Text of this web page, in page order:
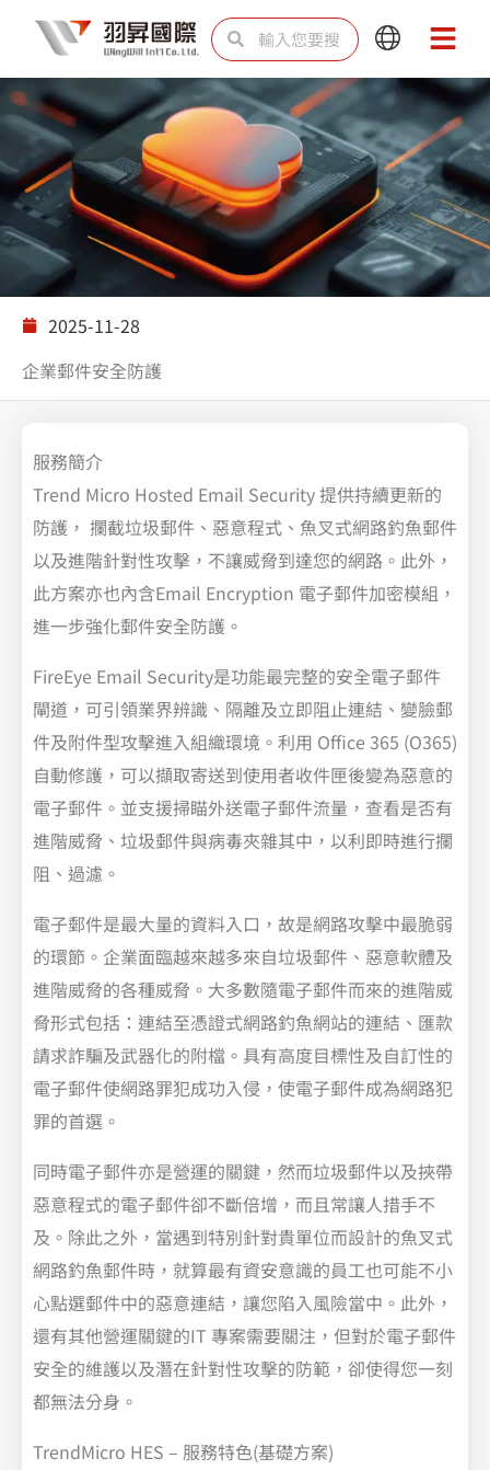
主
要
內
搜
尋 尋
Main
Menu
Main
Menu
解決方案
2025-11-28
企業郵件安全防護
服務簡介
Trend Micro Hosted Email Security 提供持續更新的
防護， 攔截垃圾郵件、惡意程式、魚叉式網路釣魚郵件
以及進階針對性攻擊，不讓威脅到達您的網路。此外，
此方案亦也內含Email Encryption 電子郵件加密模組，
進一步強化郵件安全防護。
FireEye Email Security是功能最完整的安全電子郵件
閘道，可引領業界辨識、隔離及立即阻止連結、變臉郵
件及附件型攻擊進入組織環境。利用 Office 365 (O365)
自動修護，可以擷取寄送到使用者收件匣後變為惡意的
電子郵件。並支援掃瞄外送電子郵件流量，查看是否有
進階威脅、垃圾郵件與病毒夾雜其中，以利即時進行攔
阻、過濾。
電子郵件是最大量的資料入口，故是網路攻擊中最脆弱
的環節。企業面臨越來越多來自垃圾郵件、惡意軟體及
進階威脅的各種威脅。大多數隨電子郵件而來的進階威
脅形式包括：連結至憑證式網路釣魚網站的連結、匯款
請求詐騙及武器化的附檔。具有高度目標性及自訂性的
電子郵件使網路罪犯成功入侵，使電子郵件成為網路犯
罪的首選。
同時電子郵件亦是營運的關鍵，然而垃圾郵件以及挾帶
惡意程式的電子郵件卻不斷倍增，而且常讓人措手不
及。除此之外，當遇到特別針對貴單位而設計的魚叉式
網路釣魚郵件時，就算最有資安意識的員工也可能不小
心點選郵件中的惡意連結，讓您陷入風險當中。此外，
還有其他營運關鍵的IT 專案需要關注，但對於電子郵件
安全的維護以及潛在針對性攻擊的防範，卻使得您一刻
都無法分身。
TrendMicro HES – 服務特色(基礎方案)